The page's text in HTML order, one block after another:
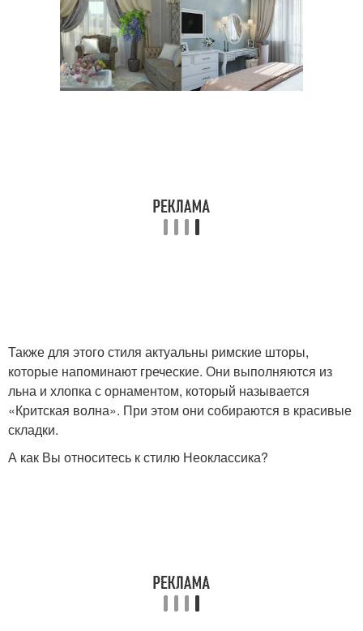
Также для этого стиля актуальны римские шторы,
которые напоминают греческие. Они выполняются из
льна и хлопка с орнаментом, который называется
«Критская волна». При этом они собираются в красивые
складки.
А как Вы относитесь к стилю Неоклассика?